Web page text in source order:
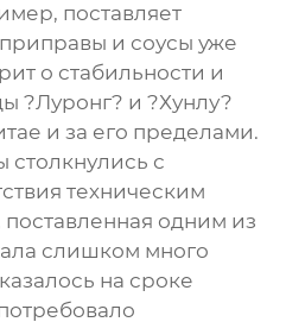
поставляет
и соусы уже
о стабильности и
?Луронг? и ?Хунлу?
и за его пределами.
столкнулись с
техническим
одним из
слишком много
на сроке